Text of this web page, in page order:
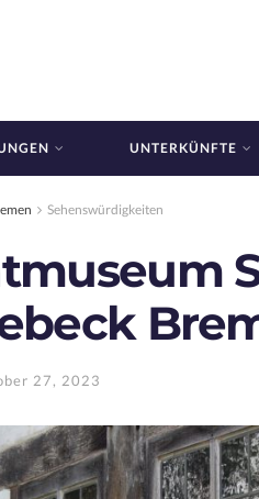
UNTERKÜNFTE
Sehenswürdigkeiten
27, 2023